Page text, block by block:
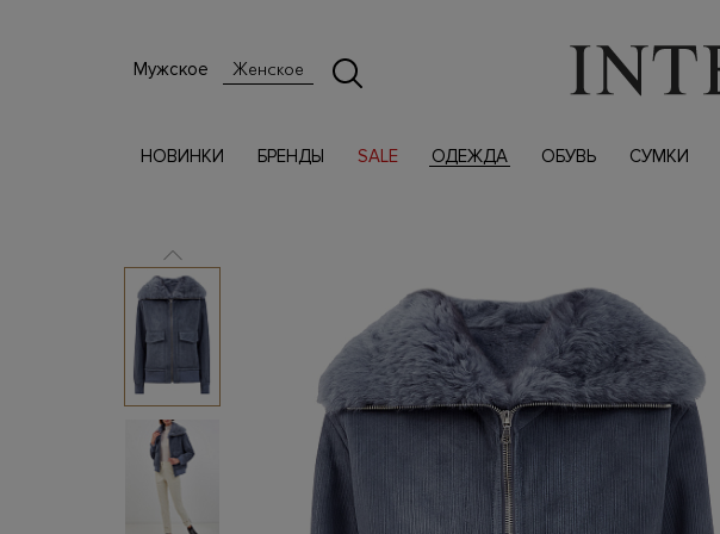
Мужское Женское
НОВИНКИ БРЕНДЫ SALE ОДЕЖДА ОБУВЬ СУМКИ